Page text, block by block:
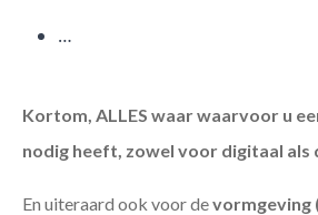
…
Kortom, ALLES waar waarvoor u
nodig heeft, zowel voor digitaal als
En uiteraard ook voor devormgeving